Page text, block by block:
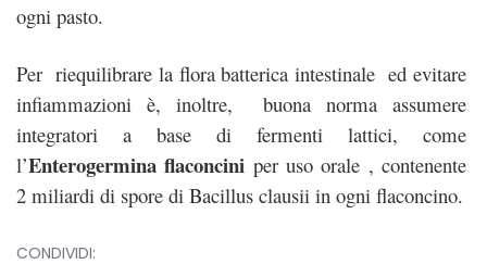
ogni pasto.
Per riequilibrare la flora batterica intestinale ed evitare
infiammazioni è, inoltre, buona norma assumere
integratori a base di fermenti lattici, come
l’Enterogermina flaconcini per uso orale , contenente
2 miliardi di spore di Bacillus clausii in ogni flaconcino.
CONDIVIDI: